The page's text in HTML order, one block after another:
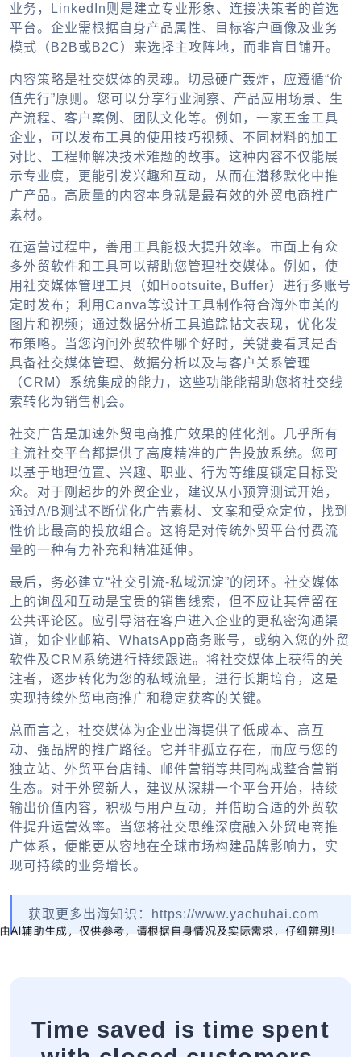
业务，LinkedIn则是建立专业形象、连接决策者的首选
平台。企业需根据自身产品属性、目标客户画像及业务
模式（B2B或B2C）来选择主攻阵地，而非盲目铺开。
内容策略是社交媒体的灵魂。切忌硬广轰炸，应遵循“价
值先行”原则。您可以分享行业洞察、产品应用场景、生
产流程、客户案例、团队文化等。例如，一家五金工具
企业，可以发布工具的使用技巧视频、不同材料的加工
对比、工程师解决技术难题的故事。这种内容不仅能展
示专业度，更能引发兴趣和互动，从而在潜移默化中推
广产品。高质量的内容本身就是最有效的外贸电商推广
素材。
在运营过程中，善用工具能极大提升效率。市面上有众
多外贸软件和工具可以帮助您管理社交媒体。例如，使
用社交媒体管理工具（如Hootsuite, Buffer）进行多账号
定时发布；利用Canva等设计工具制作符合海外审美的
图片和视频；通过数据分析工具追踪帖文表现，优化发
布策略。当您询问 外贸软件哪个好时，关键要看其是否
具备社交媒体管理、数据分析以及与客户关系管理
（CRM）系统集成的能力，这些功能能帮助您将社交线
索转化为销售机会。
社交广告是加速外贸电商推广效果的催化剂。几乎所有
主流社交平台都提供了高度精准的广告投放系统。您可
以基于地理位置、兴趣、职业、行为等维度锁定目标受
众。对于刚起步的外贸企业，建议从小预算测试开始，
通过A/B测试不断优化广告素材、文案和受众定位，找到
性价比最高的投放组合。这将是对传统外贸平台付费流
量的一种有力补充和精准延伸。
最后，务必建立“社交引流-私域沉淀”的闭环。社交媒体
上的询盘和互动是宝贵的销售线索，但不应让其停留在
公共评论区。应引导潜在客户进入企业的更私密沟通渠
道，如企业邮箱、WhatsApp商务账号，或纳入您的外贸
软件及CRM系统进行持续跟进。将社交媒体上获得的关
注者，逐步转化为您的私域流量，进行长期培育，这是
实现持续外贸电商推广和稳定获客的关键。
总而言之，社交媒体为企业出海提供了低成本、高互
动、强品牌的推广路径。它并非孤立存在，而应与您的
独立站、 外贸平台店铺、邮件营销等共同构成整合营销
生态。对于外贸新人，建议从深耕一个平台开始，持续
输出价值内容，积极与用户互动，并借助合适的外贸软
件提升运营效率。当您将社交思维深度融入外贸电商推
广体系，便能更从容地在全球市场构建品牌影响力，实
现可持续的业务增长。
获取更多出海知识：https://www.yachuhai.com
Time saved is time spent